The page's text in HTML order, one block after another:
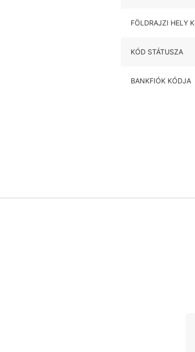
FÖLDRAJZI HELY
KÓD STÁTUSZA
BANKFIÓK KÓDJA